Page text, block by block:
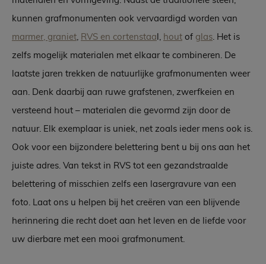
kunnen grafmonumenten ook vervaardigd worden van
marmer, graniet RVS en cortenstaal, hout of glas . Het is
zelfs mogelijk materialen met elkaar te combineren. De
laatste jaren trekken de natuurlijke grafmonumenten weer
aan. Denk daarbij aan ruwe grafstenen, zwerfkeien en
versteend hout – materialen die gevormd zijn door de
natuur. Elk exemplaar is uniek, net zoals ieder mens ook is.
Ook voor een bijzondere belettering bent u bij ons aan het
juiste adres. Van tekst in RVS tot een gezandstraalde
belettering of misschien zelfs een lasergravure van een
foto. Laat ons u helpen bij het creëren van een blijvende
herinnering die recht doet aan het leven en de liefde voor
uw dierbare met een mooi grafmonument.